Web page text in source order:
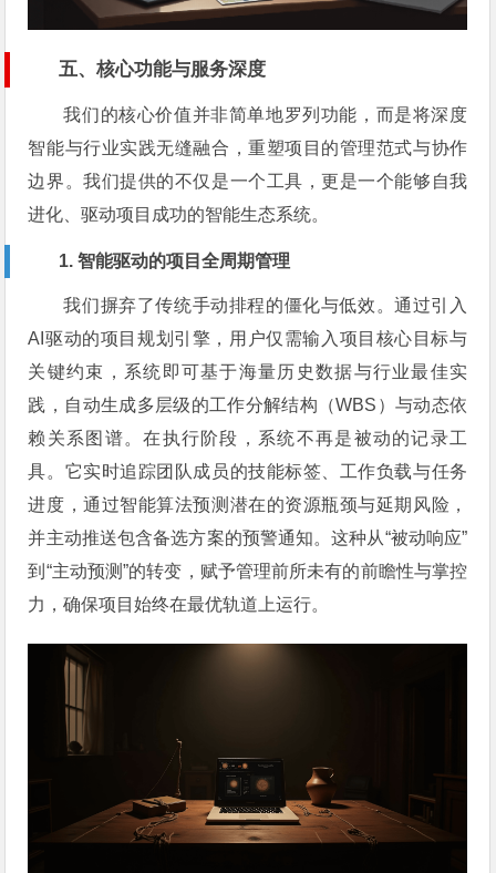
五、核心功能与服务深度
我们的核心价值并非简单地罗列功能，而是将深度
智能与行业实践无缝融合，重塑项目的管理范式与协作
边界。我们提供的不仅是一个工具，更是一个能够自我
进化、驱动项目成功的智能生态系统。
1. 智能驱动的项目全周期管理
我们摒弃了传统手动排程的僵化与低效。通过引入
AI驱动的项目规划引擎，用户仅需输入项目核心目标与
关键约束，系统即可基于海量历史数据与行业最佳实
践，自动生成多层级的工作分解结构（WBS）与动态依
赖关系图谱。在执行阶段，系统不再是被动的记录工
具。它实时追踪团队成员的技能标签、工作负载与任务
进度，通过智能算法预测潜在的资源瓶颈与延期风险，
并主动推送包含备选方案的预警通知。这种从“被动响应”
到“主动预测”的转变，赋予管理前所未有的前瞻性与掌控
力，确保项目始终在最优轨道上运行。